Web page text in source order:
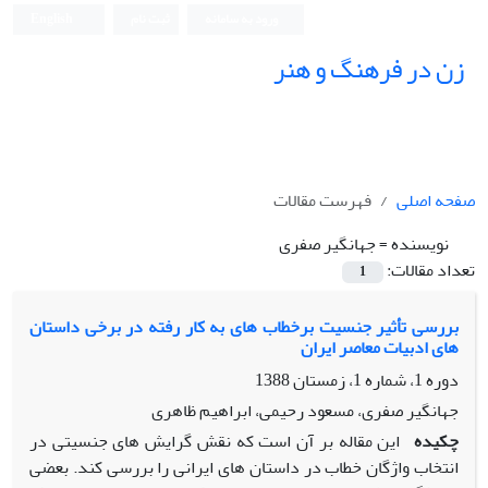
زن در فرهنگ و هنر
صفحه اصلی
فهرست مقالات
نویسنده =جهانگیر صفری
تعداد مقالات:
1
بررسی تأثیر جنسیت برخطاب های به کار رفته در برخی داستان
های ادبیات معاصر ایران
دوره 1، شماره 1، زمستان 1388
جهانگیر صفری، مسعود رحیمی، ابراهیم ظاهری
چکیده این مقاله بر آن است که نقش گرایش های جنسیتی در
انتخاب واژگان خطاب در داستان های ایرانی را بررسی کند. بعضی